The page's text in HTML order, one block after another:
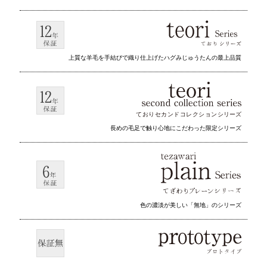
上質な羊毛を手結びで織り仕上げたハグみじゅうたんの最上品質
ておりセカンドコレクション シリーズ
長めの毛足で触り心地にこだわった限定シリーズ
色の濃淡が美しい「無地」のシリーズ